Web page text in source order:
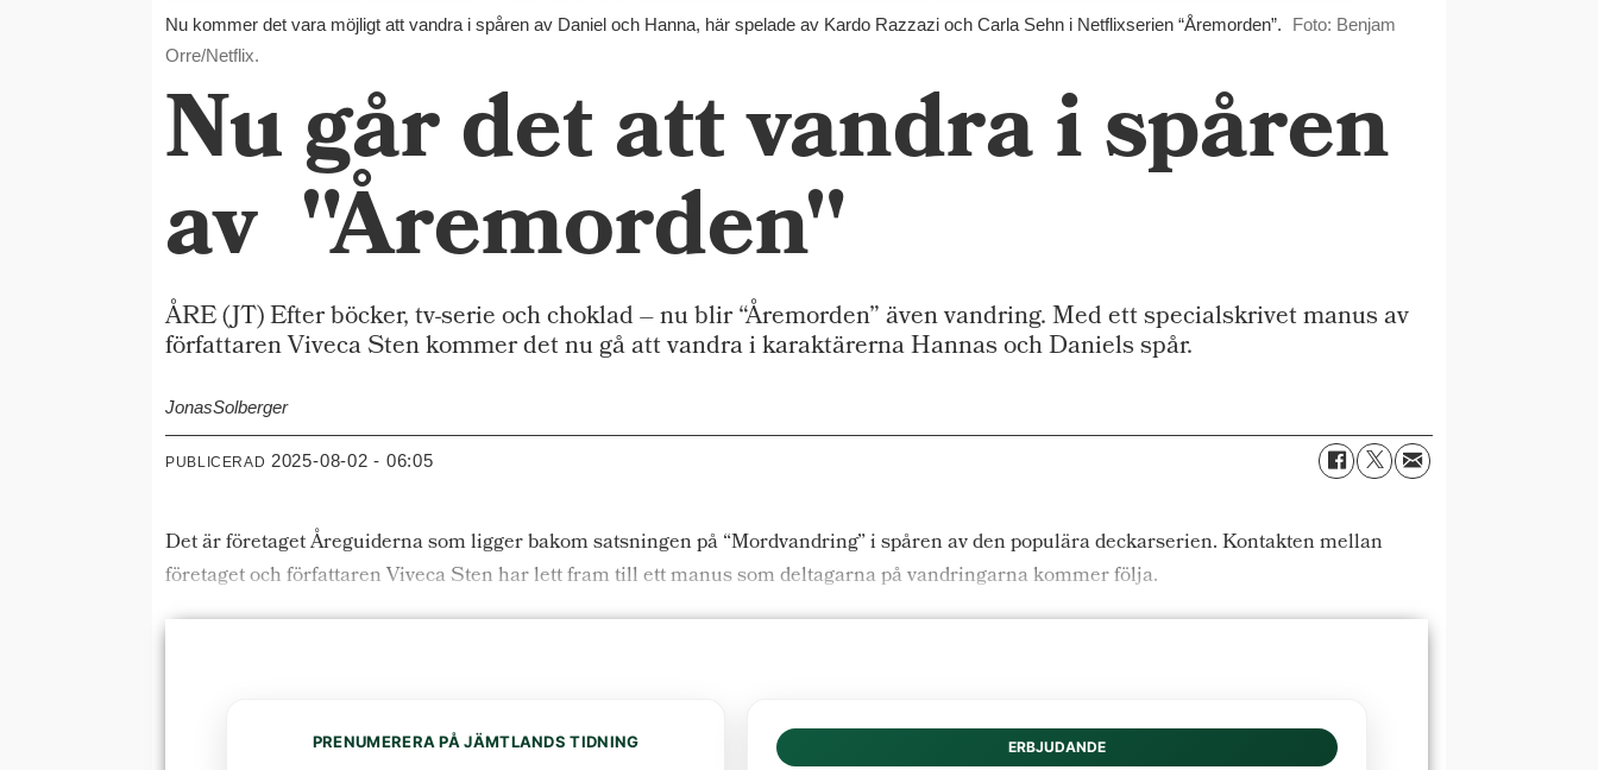
Nu kommer det vara möjligt att vandra i spåren av Daniel och Hanna, här spelade av Kardo Razzazi och Carla Sehn i Netflixserien “Åremorden”.
Foto: Benjam
Orre/Netflix.
Nu går det att vandra i spåren
av "Åremorden"
ÅRE (JT) Efter böcker, tv-serie och choklad – nu blir “Åremorden” även vandring. Med ett specialskrivet manus av
författaren Viveca Sten kommer det nu gå att vandra i karaktärerna Hannas och Daniels spår.
JonasSolberger
PUBLICERAD 2025-08-02 - 06:05
Det är företaget Åreguiderna som ligger bakom satsningen på “Mordvandring” i spåren av den populära deckarserien. Kontakten mellan
företaget och författaren Viveca Sten har lett fram till ett manus som deltagarna på vandringarna kommer följa.
PRENUMERERA PÅ JÄMTLANDS TIDNING ERBJUDANDE